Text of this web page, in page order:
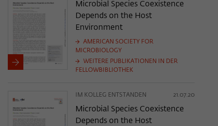
Microbial Species Coexistence
Depends on the Host
Environment
AMERICAN SOCIETY FOR
MICROBIOLOGY
WEITERE PUBLIKATIONEN IN DER
FELLOWBIBLIOTHEK
IM KOLLEG ENTSTANDEN 21.07.20
Microbial Species Coexistence
Depends on the Host